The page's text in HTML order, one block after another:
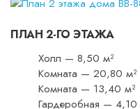
ПЛАН 2-ГО ЭТАЖА
Холл — 8,50 м²
Комната — 20,80 м²
Комната — 13,40 м²
Гардеробная — 4,10